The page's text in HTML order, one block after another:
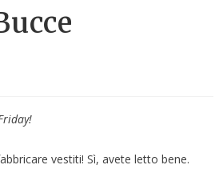
vestiti! Sì, avete letto bene.